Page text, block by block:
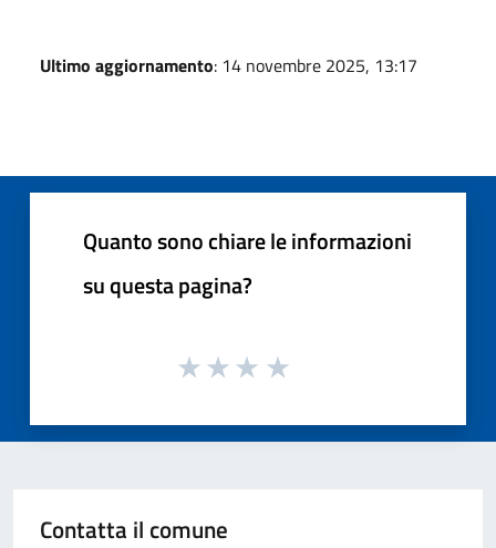
Ultimo aggiornamento: 14 novembre 2025, 13:17
Quanto sono chiare le informazioni
su questa pagina?
Contatta il comune